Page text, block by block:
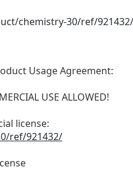
chemistry-30/ref/921432/
Usage Agreement:
USE ALLOWED!
license:
ref/921432/